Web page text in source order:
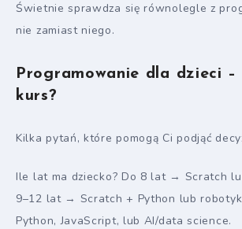
Świetnie sprawdza się równolegle z
nie zamiast niego.
Programowanie dla dzieci
kurs?
Kilka pytań, które pomogą Ci podjąć
Ile lat ma dziecko? Do 8 lat → Scratch
9–12 lat → Scratch + Python lub
Python, JavaScript, lub AI/data science.